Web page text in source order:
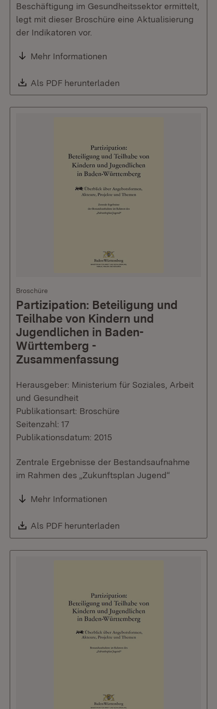
Beschäftigung im Gesundheitssektor ermittelt,
legt mit dieser Broschüre eine Aktualisierung
der Indikatoren vor.
Mehr Informationen
Download:
Als PDF herunterladen
Broschüre
Partizipation: Beteiligung und
Teilhabe von Kindern und
Jugendlichen in Baden-
Württemberg -
Zusammenfassung
Herausgeber: Ministerium für Soziales, Arbeit
und Gesundheit
Publikationsart: Broschüre
Seitenzahl: 17
Publikationsdatum: 2015
Zentrale Ergebnisse der Bestandsaufnahme
im Rahmen des „Zukunftsplan Jugend“
Mehr Informationen
Download:
Als PDF herunterladen